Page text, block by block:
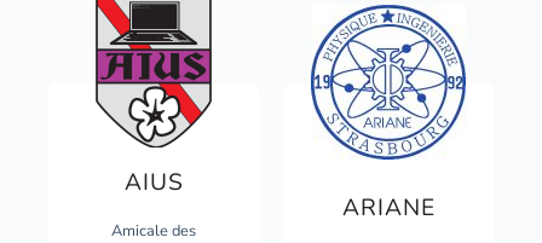
AIUS
Amicale des
ARIANE